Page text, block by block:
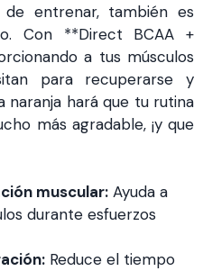
entrenar, también es
Con **Direct BCAA +
a tus músculos
para recuperarse y
naranja hará que tu rutina
más agradable, ¡y que
muscular: Ayuda a
durante esfuerzos
Reduce el tiempo